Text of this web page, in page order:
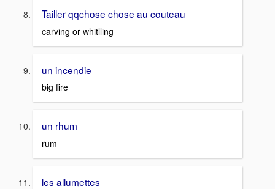
Tailler qqchose chose au couteau
carving or whitlling
un incendie
big fire
un rhum
rum
les allumettes